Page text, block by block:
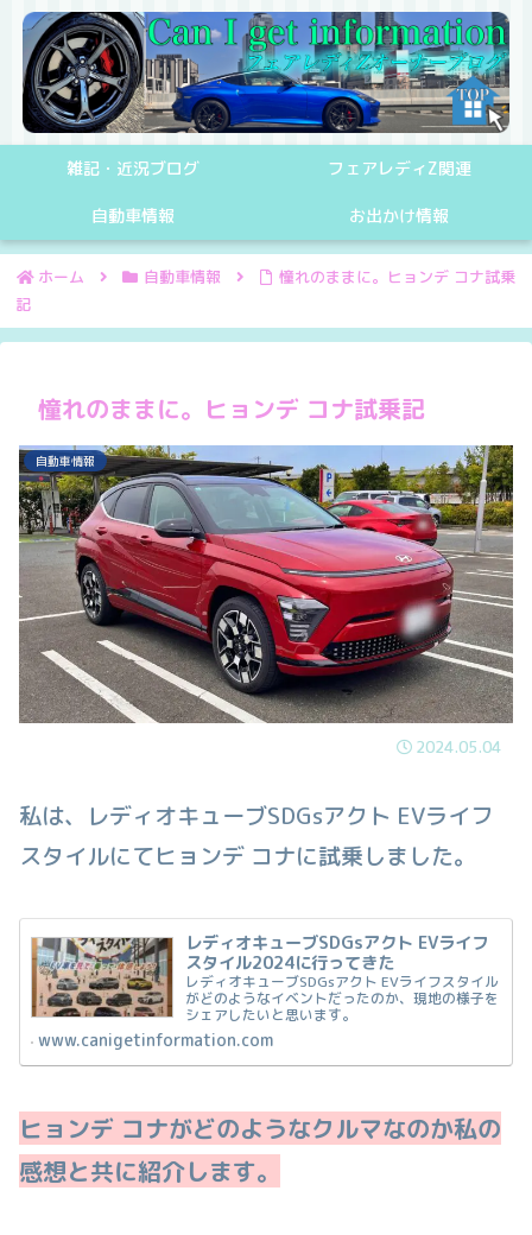
雑記・近況ブログ フェアレディZ関連
自動車情報 お出かけ情報
ホーム 自動車情報
憧れのままに。ヒョンデ コナ試乗
記
憧れのままに。ヒョンデ コナ試乗記
自動車情報
2024.05.04
私は、レディオキューブSDGsアクト EVライフ
スタイルにてヒョンデ コナに試乗しました。
レディオキューブSDGsアクト EVライフ
スタイル2024に行ってきた
レディオキューブSDGsアクト EVライフスタイル
がどのようなイベントだったのか、現地の様子を
シェアしたいと思います。
www.canigetinformation.com
ヒョンデ コナがどのようなクルマなのか私の
感想と共に紹介します。